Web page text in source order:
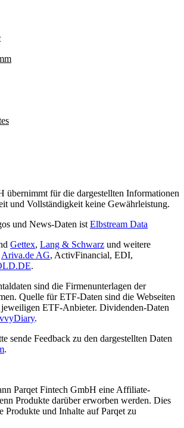
übernimmt für die dargestellten Informationen
und Vollständigkeit keine Gewährleistung.
und News-Daten ist Elbstream Data
Gettex, Lang & Schwarz und weitere
Ariva.de AG, ActivFinancial, EDI,
.
sind die Firmenunterlagen der
Quelle für ETF-Daten sind die Webseiten
ETF-Anbieter. Dividenden-Daten
.
sende Feedback zu den dargestellten Daten
.
Parqet Fintech GmbH eine Affiliate-
Produkte darüber erworben werden. Dies
Produkte und Inhalte auf Parqet zu